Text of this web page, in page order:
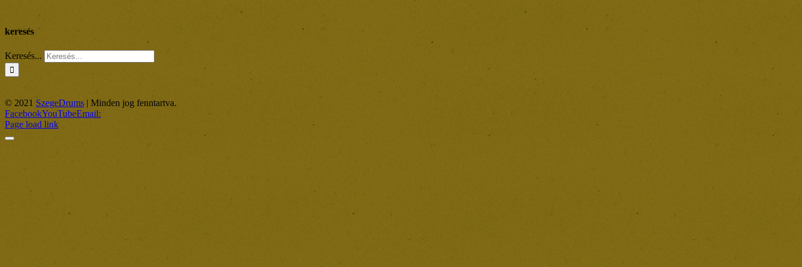
keresés
Keresés...
© 2021 SzegeDrums | Minden jog fenntartva.
FacebookYouTubeEmail:
Page load link